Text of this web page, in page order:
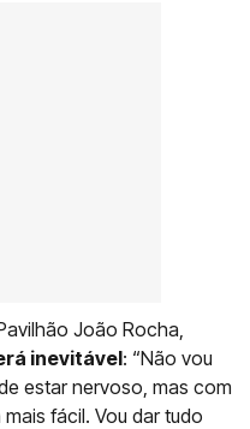
João Rocha,
inevitável: “Não vou
estar nervoso, mas com
fácil. Vou dar tudo